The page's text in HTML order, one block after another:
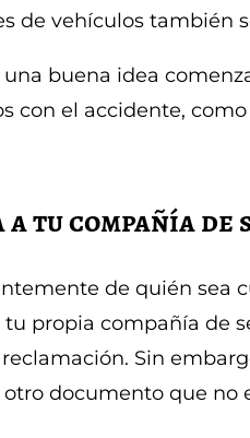
de vehículos también
una buena idea
con el accidente,
tu compañía de
de quién sea
propia compañía de
Sin
documento que no